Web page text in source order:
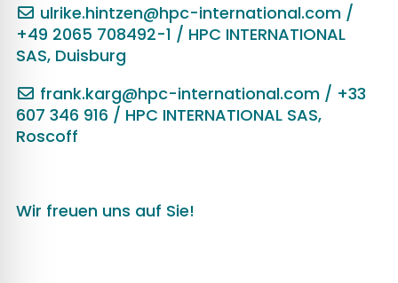
ulrike.hintzen@hpc-international.com/
+49 2065 708492-1 / HPC INTERNATIONAL
SAS, Duisburg
frank.karg@hpc-international.com/ +33
607 346 916 / HPC INTERNATIONAL SAS,
Roscoff
Wir freuen uns auf Sie!